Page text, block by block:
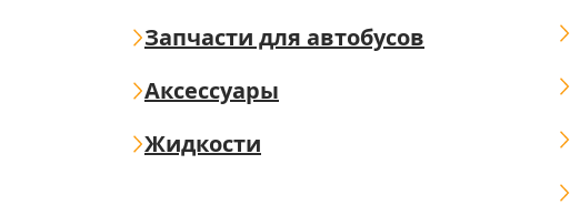
Запчасти для автобусов
Аксессуары
Жидкости